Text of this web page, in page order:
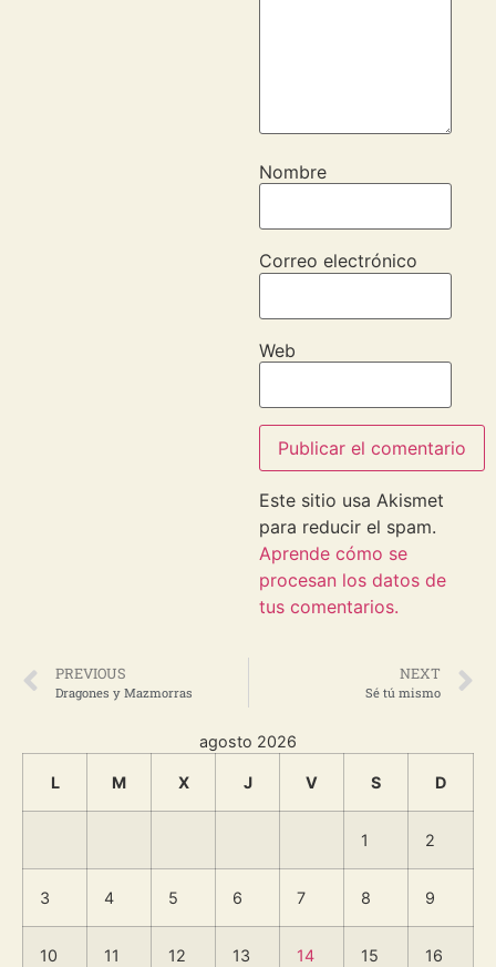
Nombre
Correo electrónico
Web
Este sitio usa Akismet
para reducir el spam.
Aprende cómo se
procesan los datos de
tus comentarios.
PREVIOUS
Dragones y Mazmorras
NEXT
Sé tú mismo
agosto 2026
L M X J V S D
1 2
3 4 5 6 7 8 9
10 11 12 13 14 15 16